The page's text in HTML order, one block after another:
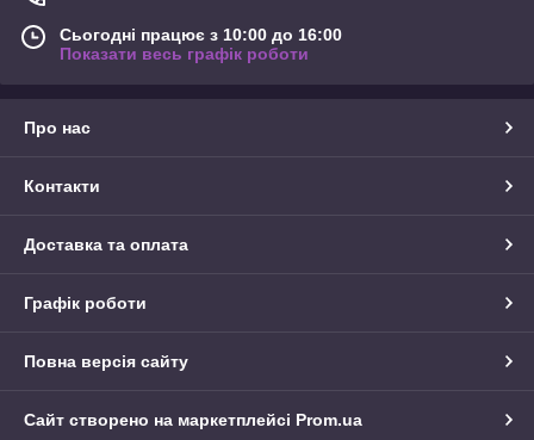
Сьогодні працює з 10:00 до 16:00
Показати весь графік роботи
Про нас
Контакти
Доставка та оплата
Графік роботи
Повна версія сайту
Сайт створено на маркетплейсі Prom.ua